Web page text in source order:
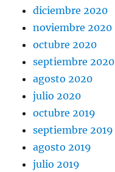
diciembre 2020
noviembre 2020
octubre 2020
septiembre 2020
agosto 2020
julio 2020
octubre 2019
septiembre 2019
agosto 2019
julio 2019